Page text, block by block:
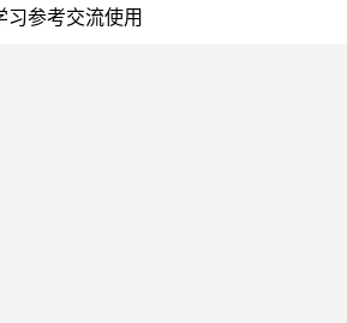
参考交流使用